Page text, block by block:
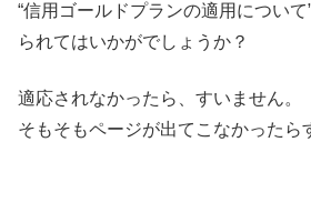
“信用ゴールドプランの適用につい
られてはいかがでしょうか？
適応されなかったら、すいません。
そもそもページが出てこなかったら